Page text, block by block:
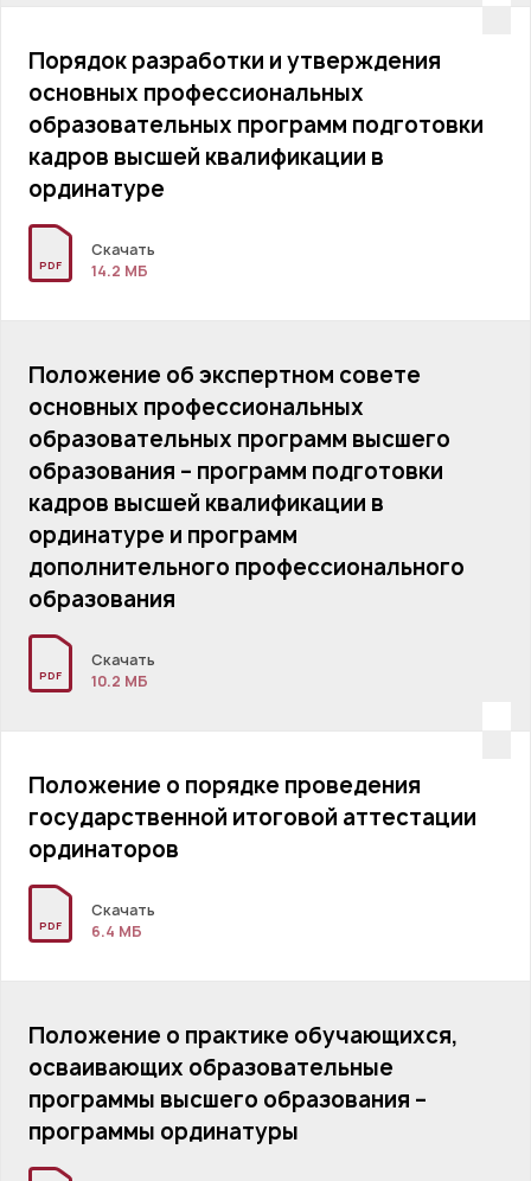
Порядок разработки и утверждения
основных профессиональных
образовательных программ подготовки
кадров высшей квалификации в
ординатуре
PDF
Скачать
14.2 MБ
Положение об экспертном совете
основных профессиональных
образовательных программ высшего
образования – программ подготовки
кадров высшей квалификации в
ординатуре и программ
дополнительного профессионального
образования
PDF
Скачать
10.2 MБ
Положение о порядке проведения
государственной итоговой аттестации
ординаторов
PDF
Скачать
6.4 MБ
Положение о практике обучающихся,
осваивающих образовательные
программы высшего образования –
программы ординатуры